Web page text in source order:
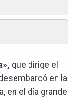
que dirige el
en la
en el día grande